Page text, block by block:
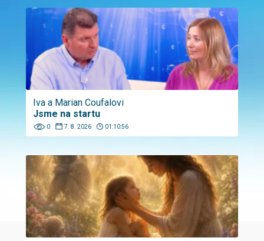
Iva a Marian Coufalovi
Jsme na startu
0 7. 8. 2026 01:10:56